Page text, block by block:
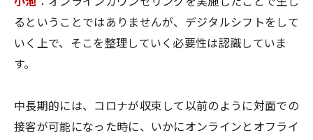
るということではありませんが、デジタルシフトをして
いく上で、そこを整理していく必要性は認識していま
す。
中長期的には、コロナが収束して以前のように対面での
接客が可能になった時に、いかにオンラインとオフライ